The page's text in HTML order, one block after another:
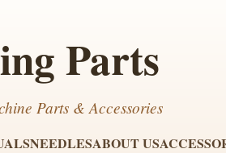
Parts
Parts & Accessories
NEEDLESABOUT US